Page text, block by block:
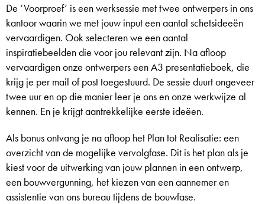
De ‘Voorproef’ is een werksessie met twee ontwerpers in ons
kantoor waarin we met jouw input een aantal schetsideeën
vervaardigen. Ook selecteren we een aantal
inspiratiebeelden die voor jou relevant zijn. Na afloop
vervaardigen onze ontwerpers een A3 presentatieboek, die
krijg je per mail of post toegestuurd. De sessie duurt ongeveer
twee uur en op die manier leer je ons en onze werkwijze al
kennen. En je krijgt aantrekkelijke eerste ideëen.
Als bonus ontvang je na afloop het Plan tot Realisatie: een
overzicht van de mogelijke vervolgfase. Dit is het plan als je
kiest voor de uitwerking van jouw plannen in een ontwerp,
een bouwvergunning, het kiezen van een aannemer en
assistentie van ons bureau tijdens de bouwfase.